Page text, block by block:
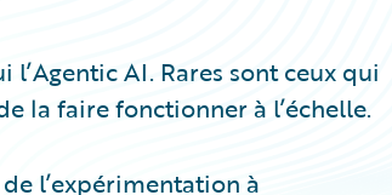
AI. Rares sont ceux qui
la faire fonctionner à l’échelle.
l’expérimentation à